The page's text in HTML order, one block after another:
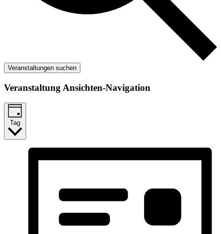
Veranstaltungen suchen
Veranstaltung Ansichten-Navigation
Tag